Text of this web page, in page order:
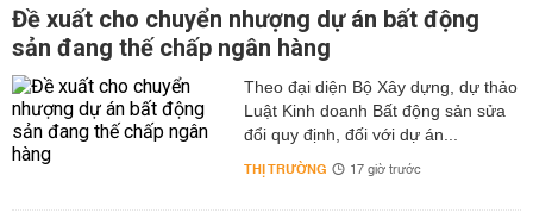
Đề xuất cho chuyển nhượng dự án bất động
sản đang thế chấp ngân hàng
Theo đại diện Bộ Xây dựng, dự thảo
Luật Kinh doanh Bất động sản sửa
đổi quy định, đối với dự án...
THỊ TRƯỜNG 17 giờ trước